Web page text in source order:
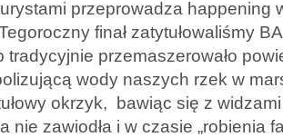
przeprowadza happening
finał zatytułowaliśmy
tradycyjnie przemaszerowało
wody naszych rzek w
okrzyk, bawiąc się z
nie zawiodła i w czasie „robienia